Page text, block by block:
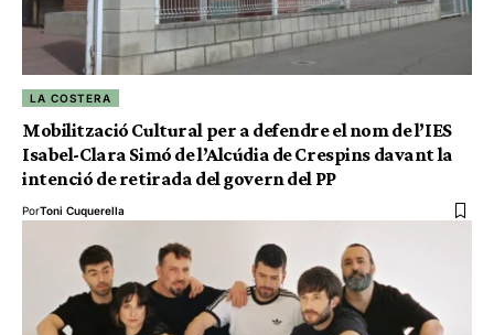
LA COSTERA
Mobilització Cultural per a defendre el nom de l’IES
Isabel-Clara Simó de l’Alcúdia de Crespins davant la
intenció de retirada del govern del PP
PorToni Cuquerella